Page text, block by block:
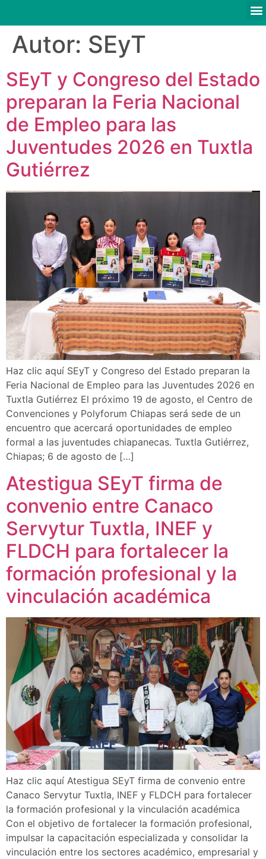
Autor: SEyT
SEyT y Congreso del Estado
preparan la Feria Nacional
de Empleo para las
Juventudes 2026 en Tuxtla
Gutiérrez
Haz clic aquí SEyT y Congreso del Estado preparan la
Feria Nacional de Empleo para las Juventudes 2026 en
Tuxtla Gutiérrez El próximo 19 de agosto, el Centro de
Convenciones y Polyforum Chiapas será sede de un
encuentro que acercará oportunidades de empleo
formal a las juventudes chiapanecas. Tuxtla Gutiérrez,
Chiapas; 6 de agosto de […]
Atestigua SEyT firma de
convenio entre Canaco
Servytur Tuxtla, INEF y
FLDCH para fortalecer la
formación profesional y la
vinculación académica
Haz clic aquí Atestigua SEyT firma de convenio entre
Canaco Servytur Tuxtla, INEF y FLDCH para fortalecer
la formación profesional y la vinculación académica
Con el objetivo de fortalecer la formación profesional,
impulsar la capacitación especializada y consolidar la
vinculación entre los sectores académico, empresarial y